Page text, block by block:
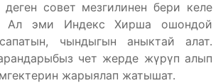
совет мезгилинен бери келе
Ал эми Индекс Хирша ошондой
чындыгын аныктай алат.
чет жерде жүрүп алып
жарыялап жатышат.